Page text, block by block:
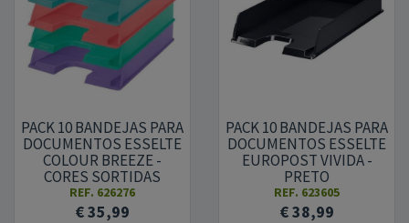
PACK 10 BANDEJAS PARA
DOCUMENTOS ESSELTE
COLOUR BREEZE -
CORES SORTIDAS
REF. 626276
€ 35,99
PACK 10 BANDEJAS PARA
DOCUMENTOS ESSELTE
EUROPOST VIVIDA -
PRETO
REF. 623605
€ 38,99